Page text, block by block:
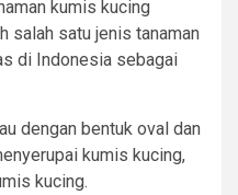
kumis kucing
salah satu jenis tanaman
di Indonesia sebagai
dengan bentuk oval dan
kumis kucing,
kucing.